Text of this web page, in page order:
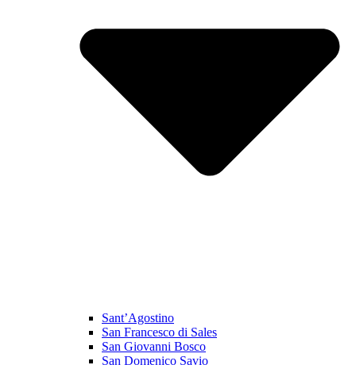
Sant’Agostino
San Francesco di Sales
San Giovanni Bosco
San Domenico Savio